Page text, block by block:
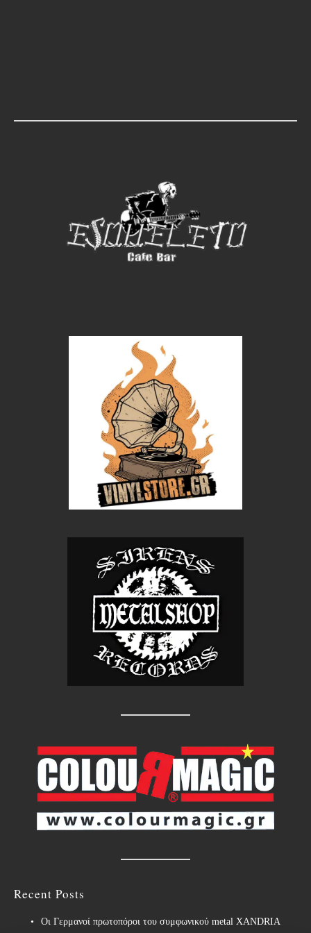
Recent Posts
Οι Γερμανοί πρωτοπόροι του συμφωνικού metal XANDRIA